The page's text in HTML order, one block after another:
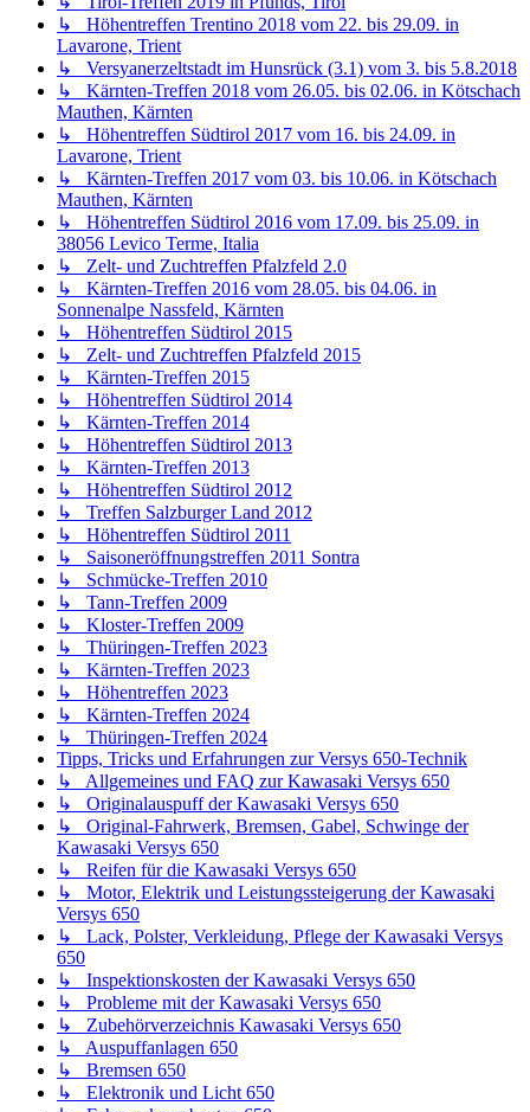
↳ Kärnten-Treffen 2017 vom 03. bis 10.06. in Kötschach
Mauthen, Kärnten
↳ Höhentreffen Südtirol 2016 vom 17.09. bis 25.09. in
38056 Levico Terme, Italia
↳ Zelt- und Zuchtreffen Pfalzfeld 2.0
↳ Kärnten-Treffen 2016 vom 28.05. bis 04.06. in
Sonnenalpe Nassfeld, Kärnten
↳ Höhentreffen Südtirol 2015
↳ Zelt- und Zuchtreffen Pfalzfeld 2015
↳ Kärnten-Treffen 2015
↳ Höhentreffen Südtirol 2014
↳ Kärnten-Treffen 2014
↳ Höhentreffen Südtirol 2013
↳ Kärnten-Treffen 2013
↳ Höhentreffen Südtirol 2012
↳ Treffen Salzburger Land 2012
↳ Höhentreffen Südtirol 2011
↳ Saisoneröffnungstreffen 2011 Sontra
↳ Schmücke-Treffen 2010
↳ Tann-Treffen 2009
↳ Kloster-Treffen 2009
↳ Thüringen-Treffen 2023
↳ Kärnten-Treffen 2023
↳ Höhentreffen 2023
↳ Kärnten-Treffen 2024
↳ Thüringen-Treffen 2024
Tipps, Tricks und Erfahrungen zur Versys 650-Technik
↳ Allgemeines und FAQ zur Kawasaki Versys 650
↳ Originalauspuff der Kawasaki Versys 650
↳ Original-Fahrwerk, Bremsen, Gabel, Schwinge der
Kawasaki Versys 650
↳ Reifen für die Kawasaki Versys 650
↳ Motor, Elektrik und Leistungssteigerung der Kawasaki
Versys 650
↳ Lack, Polster, Verkleidung, Pflege der Kawasaki Versys
650
↳ Inspektionskosten der Kawasaki Versys 650
↳ Probleme mit der Kawasaki Versys 650
↳ Zubehörverzeichnis Kawasaki Versys 650
↳ Auspuffanlagen 650
↳ Bremsen 650
↳ Elektronik und Licht 650
↳ Fahrwerksumbauten 650
↳ Gepäcksysteme 650
↳ Kennzeichenhalter 650
↳ Kettensätze und Kettenschutz 650
↳ Kühlerschutz 650
↳ Lenker und Lenkeranbauten 650
↳ Motor, Kupplung, Sturzschutz 650
↳ Sitzbänke 650